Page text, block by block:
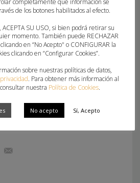
ciudad alicantina se suma a la
Superior 2021/2022 que
Nacional de Entrenadores.
completamente qué información se
de los botones habilitados al efecto.
SU USO, si bien podrá retirar su
momento. También puede RECHAZAR
en “No Acepto" o CONFIGURAR la
clicando en “Configurar Cookies”.
sobre nuestras políticas de datos,
. Para obtener más información al
nuestra Política de Cookies.
No acepto Sí, Acepto